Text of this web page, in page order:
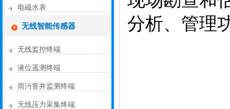
电磁水表
无线智能传感器
无线监控终端
液位遥测终端
雨污窨井监测终端
无线压力采集终端
分析、管理